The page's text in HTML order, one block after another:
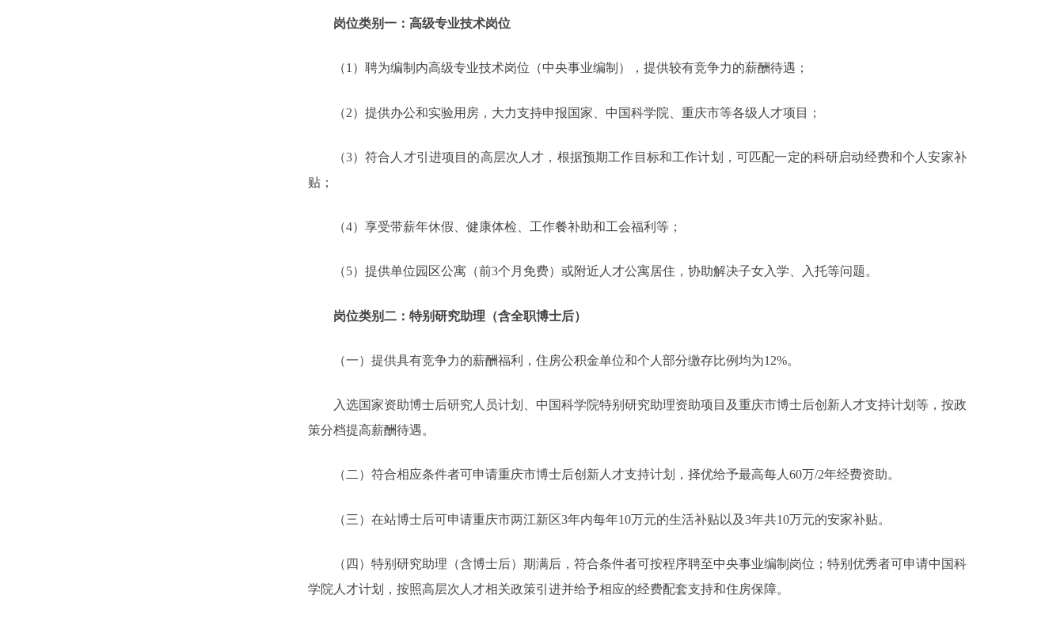
岗位类别一：高级专业技术岗位
（1） 聘为编制内高级专业技术岗位（中央事业编制），提供较有竞争力的薪酬待遇；
（2）提供办公和实验用房，大力支持申报国家、中国科学院、重庆市等各级人才项目；
（3）符合人才引进项目的高层次人才，根据预期工作目标和工作计划，可匹配一定的科研启动经费和个人安家补
贴；
（4） 享受带薪年休假、健康体检、 工作餐补助和工会福利等；
（5）提供单位园区公寓 （前3个月免费） 或附近人才公寓居住，协助解决子女入学、入托等问题。
岗位类别二：特别研究助理（含全职博士后）
（一）提供具有竞争力的薪酬福利， 住房公积金单位和个人部分缴存比例均为12%。
入选国家资助博士后研究人员计划 、中国科学院特别研究助理资助项目及重庆市博士后创新人才支持计划等， 按政
策分档提高薪酬待遇。
（二）符合相应条件者可申请重庆市博士后创新人才支持计划，择优给予最高每人 60万/2年经费资助。
（三）在站博士后可申请重庆市两江新区3年内每年10万元的生活补贴以及3年共10万元的安家补贴。
（四）特别研究助理（含博士后）期满后，符合条件者可按程序聘至中央事业编制岗位；特别优秀者可申请中国科
学院人才计划，按照高层次人才相关政策引进并给予相应的经费配套支持和住房保障。